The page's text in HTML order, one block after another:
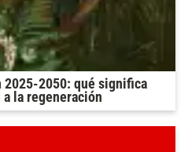
2025-2050: qué significa
la regeneración